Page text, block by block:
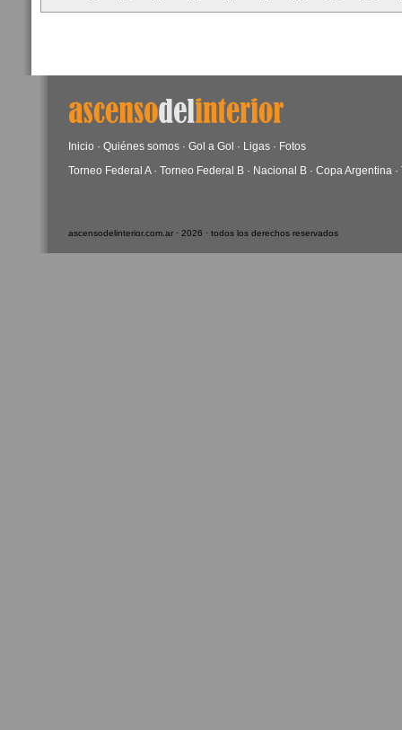
Inicio · Quiénes somos · Gol a Gol · Ligas · Fotos
Torneo Federal A· Torneo Federal B · Nacional B · Copa Argentina ·
ascensodelinterior.com.ar · 2026 · todos los derechos reservados